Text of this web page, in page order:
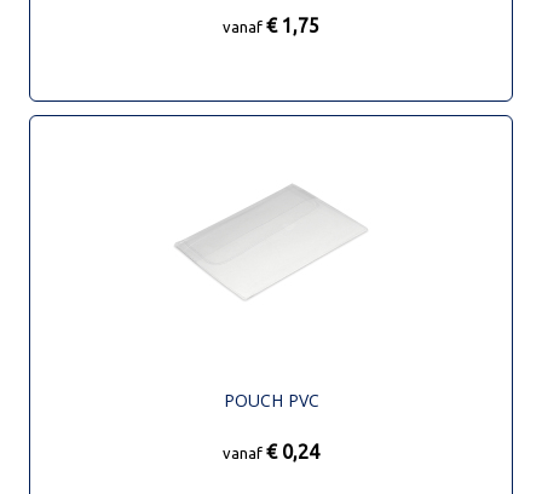
vanaf € 1,75
POUCH PVC
vanaf € 0,24